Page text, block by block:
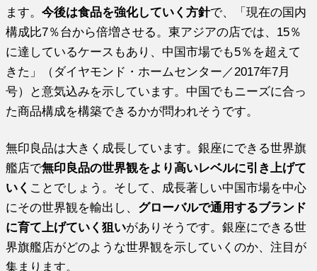
ます。今後は食品を強化していく方針で、「現在の国内
構成比7％台から倍増させる。東アジアの店では、15％
に達しているケースもあり、中国市場でも5％を超えて
きた」（ダイヤモンド・ホームセンター／2017年7月
号）と意気込みを示しています。中国でもニーズに合っ
た商品構成を構築できるかが問われそうです。
無印良品は大きく成長しています。銀座にできる世界旗
艦店で無印良品の世界観をより高いレベルに引き上げて
いく ことでしょう。そして、成長著しい中国市場を中心
にその世界観を輸出し、 グローバルで通用するブランド
に育て上げていく狙いがありそうです。銀座にできる世
界旗艦店がどのような世界観を示していくのか、注目が
集まります。